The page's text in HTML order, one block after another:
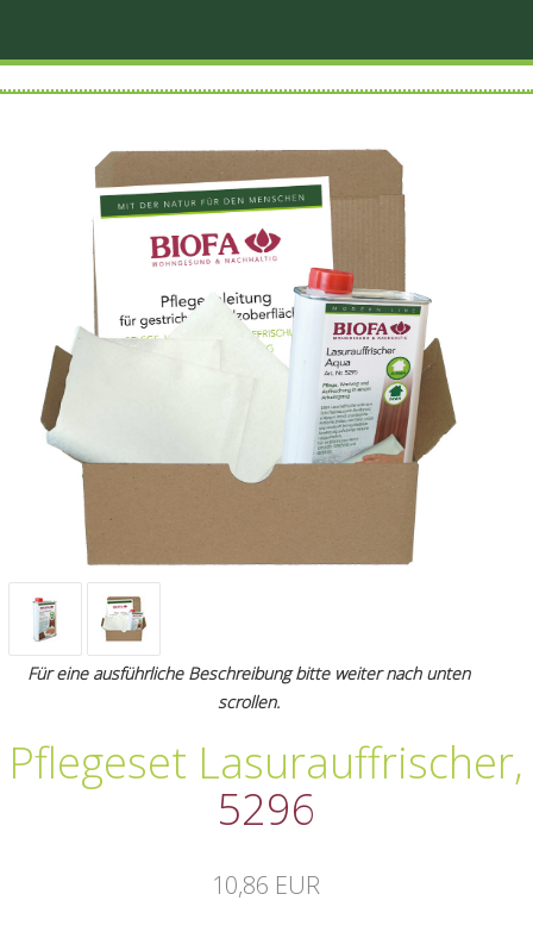
Für eine ausführliche Beschreibung bitte weiter nach unten
scrollen.
Pflegeset Lasurauffrischer,
5296
10,86 EUR